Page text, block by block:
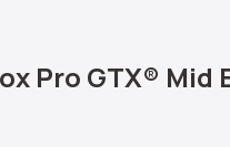
Pro GTX® Mid